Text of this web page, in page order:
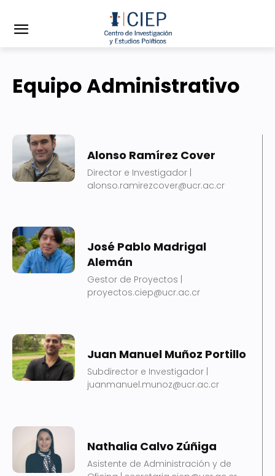
Equipo Administrativo
Alonso Ramírez Cover
Director e Investigador |
alonso.ramirezcover@ucr.ac.cr
José Pablo Madrigal
Alemán
Gestor de Proyectos |
proyectos.ciep@ucr.ac.cr
Juan Manuel Muñoz Portillo
Subdirector e Investigador |
juanmanuel.munoz@ucr.ac.cr
Nathalia Calvo Zúñiga
Asistente de Administración y de